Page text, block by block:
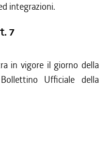
integrazioni.
7
in vigore il giorno della
Ufficiale della